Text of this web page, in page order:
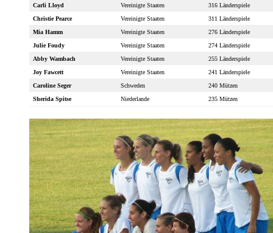
Carli Lloyd
Vereinigte Staaten
316 Länderspiele
Christie Pearce
Vereinigte Staaten
311 Länderspiele
Mia Hamm
Vereinigte Staaten
276 Länderspiele
Julie Foudy
Vereinigte Staaten
274 Länderspiele
Abby Wambach
Vereinigte Staaten
255 Länderspiele
Joy Fawcett
Vereinigte Staaten
241 Länderspiele
Caroline Seger
Schweden
240 Mützen
Sherida Spitse
Niederlande 235 Mützen